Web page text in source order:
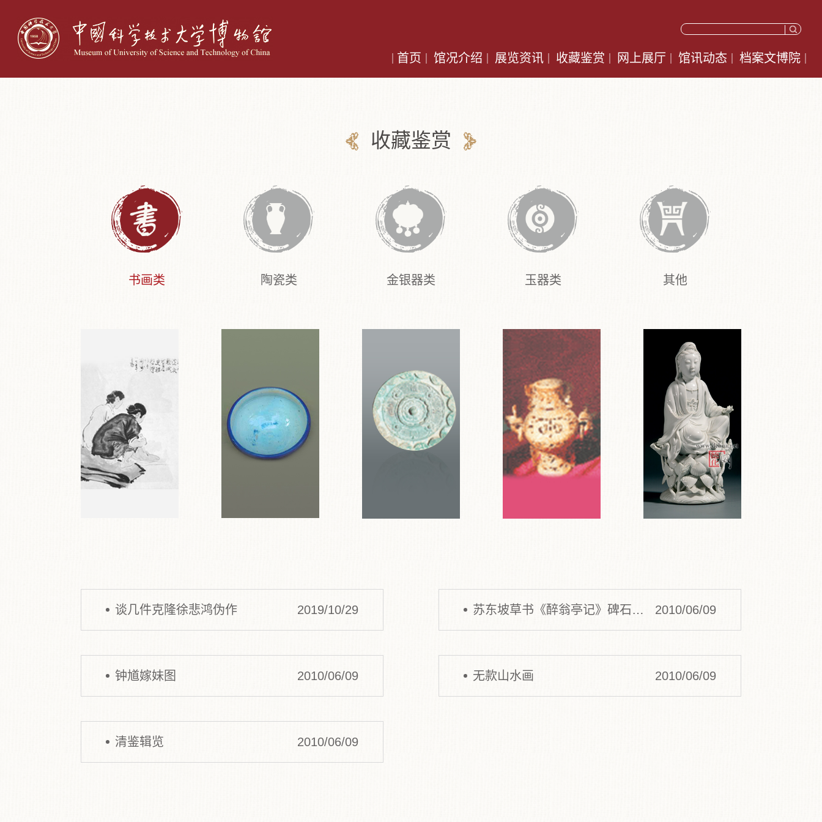
首页 馆况介绍 展览资讯 收藏鉴赏 网上展厅 馆讯动态 档案文博院
收藏鉴赏
书画类 陶瓷类 金银器类 玉器类 其他
2019/10/29
谈几件克隆徐悲鸿伪作 2010/06/09
苏东坡草书《醉翁亭记》碑石与明...
2010/06/09
钟馗嫁妹图 2010/06/09
无款山水画
2010/06/09
清鉴辑览